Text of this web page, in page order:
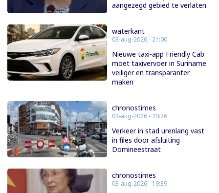
aangezegd gebied te verlaten
waterkant
03-aug-2026 - 21:00
Nieuwe taxi-app Friendly Cab
moet taxivervoer in Suriname
veiliger en transparanter
maken
chronostimes
03-aug-2026 - 20:26
Verkeer in stad urenlang vast
in files door afsluiting
Domineestraat
chronostimes
03-aug-2026 - 19:39